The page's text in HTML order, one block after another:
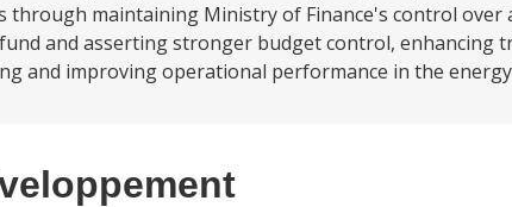
through maintaining Ministry of Finance's control
and asserting stronger budget control, enhancing
and improving operational performance in the energy